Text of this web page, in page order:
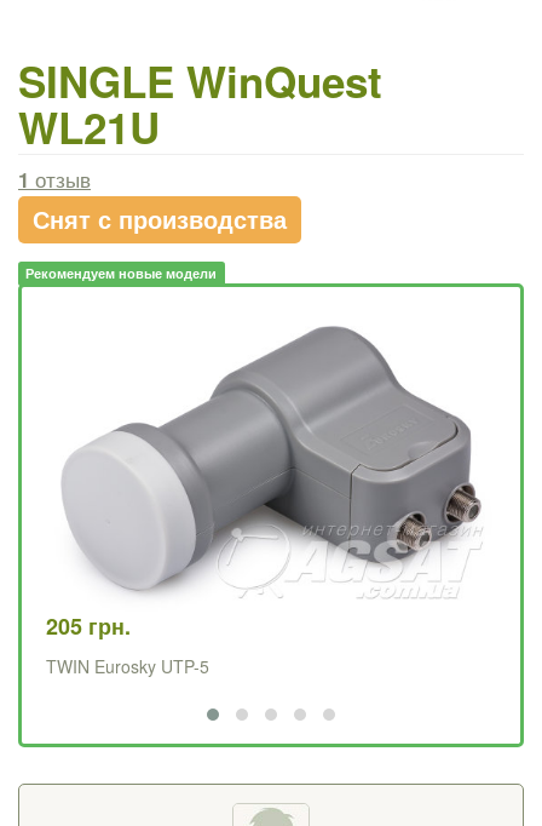
SINGLE WinQuest
WL21U
1 отзыв
Снят с производства
Рекомендуем новые модели
205 грн.
TWIN Eurosky UTP-5